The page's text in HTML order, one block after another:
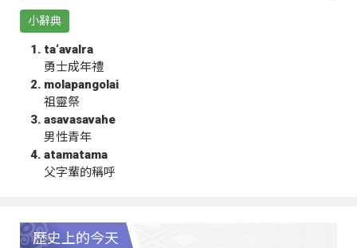
小辭典
ta‘avalra
勇士成年禮
molapangolai
祖靈祭
asavasavahe
男性青年
atamatama
父字輩的稱呼
歷史上的今天